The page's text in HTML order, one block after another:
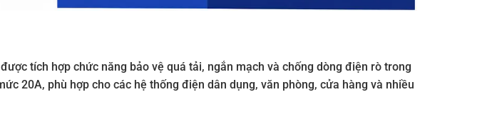
tích hợp chức năng bảo vệ quá tải, ngắn mạch và chống dòng điện rò trong
20A, phù hợp cho các hệ thống điện dân dụng, văn phòng, cửa hàng và nhiều